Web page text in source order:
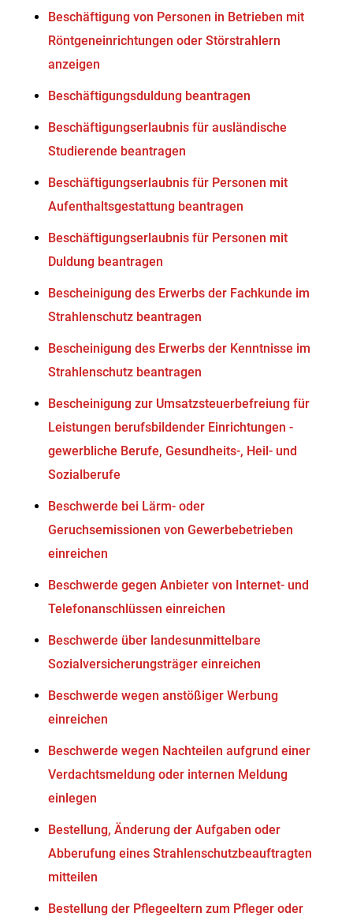
Beschäftigung von Personen in Betrieben mit
Röntgeneinrichtungen oder Störstrahlern
anzeigen
Beschäftigungsduldung beantragen
Beschäftigungserlaubnis für ausländische
Studierende beantragen
Beschäftigungserlaubnis für Personen mit
Aufenthaltsgestattung beantragen
Beschäftigungserlaubnis für Personen mit
Duldung beantragen
Bescheinigung des Erwerbs der Fachkunde im
Strahlenschutz beantragen
Bescheinigung des Erwerbs der Kenntnisse im
Strahlenschutz beantragen
Bescheinigung zur Umsatzsteuerbefreiung für
Leistungen berufsbildender Einrichtungen -
gewerbliche Berufe, Gesundheits-, Heil- und
Sozialberufe
Beschwerde bei Lärm- oder
Geruchsemissionen von Gewerbebetrieben
einreichen
Beschwerde gegen Anbieter von Internet- und
Telefonanschlüssen einreichen
Beschwerde über landesunmittelbare
Sozialversicherungsträger einreichen
Beschwerde wegen anstößiger Werbung
einreichen
Beschwerde wegen Nachteilen aufgrund einer
Verdachtsmeldung oder internen Meldung
einlegen
Bestellung, Änderung der Aufgaben oder
Abberufung eines Strahlenschutzbeauftragten
mitteilen
Bestellung der Pflegeeltern zum Pfleger oder